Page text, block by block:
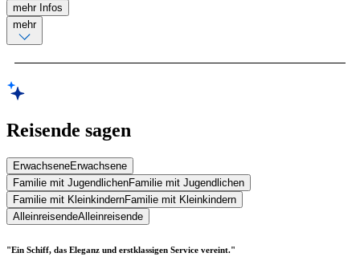
mehr Infos
mehr
Reisende sagen
ErwachseneErwachsene
Familie mit JugendlichenFamilie mit Jugendlichen
Familie mit KleinkindernFamilie mit Kleinkindern
AlleinreisendeAlleinreisende
"Ein Schiff, das Eleganz und erstklassigen Service vereint."